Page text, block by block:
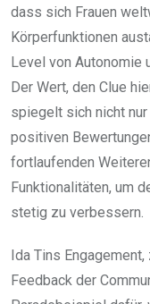
dass sich Frauen
Körperfunktionen
Level von
Der Wert, den Clue
spiegelt sich nicht
positiven
fortlaufenden
Funktionalitäten, um
stetig zu verbessern.
Ida Tins
Feedback der